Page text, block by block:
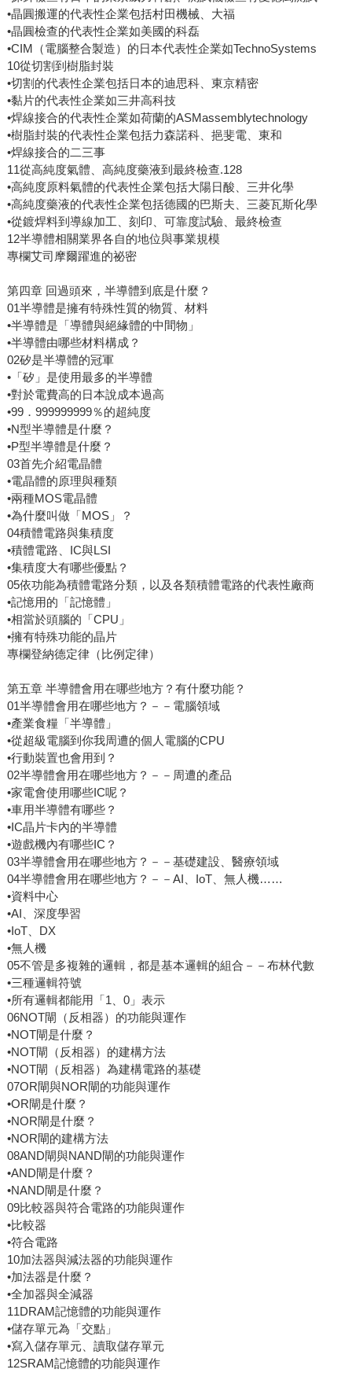
•晶圓搬運的代表性企業包括村田機械、大福
•晶圓檢查的代表性企業如美國的科磊
•CIM（電腦整合製造）的日本代表性企業如TechnoSystems
10從切割到樹脂封裝
•切割的代表性企業包括日本的迪思科、東京精密
•黏片的代表性企業如三井高科技
•焊線接合的代表性企業如荷蘭的ASMassemblytechnology
•樹脂封裝的代表性企業包括力森諾科、挹斐電、東和
•焊線接合的二三事
11從高純度氣體、高純度藥液到最終檢查.128
•高純度原料氣體的代表性企業包括大陽日酸、三井化學
•高純度藥液的代表性企業包括德國的巴斯夫、三菱瓦斯化學
•從鍍焊料到導線加工、刻印、可靠度試驗、最終檢查
12半導體相關業界各自的地位與事業規模
專欄艾司摩爾躍進的祕密
第四章 回過頭來，半導體到底是什麼？
01半導體是擁有特殊性質的物質、材料
•半導體是「導體與絕緣體的中間物」
•半導體由哪些材料構成？
02矽是半導體的冠軍
•「矽」是使用最多的半導體
•對於電費高的日本說成本過高
•99．999999999％的超純度
•N型半導體是什麼？
•P型半導體是什麼？
03首先介紹電晶體
•電晶體的原理與種類
•兩種MOS電晶體
•為什麼叫做「MOS」？
04積體電路與集積度
•積體電路、IC與LSI
•集積度大有哪些優點？
05依功能為積體電路分類，以及各類積體電路的代表性廠商
•記憶用的「記憶體」
•相當於頭腦的「CPU」
•擁有特殊功能的晶片
專欄登納德定律（比例定律）
第五章 半導體會用在哪些地方？有什麼功能？
01半導體會用在哪些地方？－－電腦領域
•產業食糧「半導體」
•從超級電腦到你我周遭的個人電腦的CPU
•行動裝置也會用到？
02半導體會用在哪些地方？－－周遭的產品
•家電會使用哪些IC呢？
•車用半導體有哪些？
•IC晶片卡內的半導體
•遊戲機內有哪些IC？
03半導體會用在哪些地方？－－基礎建設、醫療領域
04半導體會用在哪些地方？－－AI、IoT、無人機……
•資料中心
•AI、深度學習
•IoT、DX
•無人機
05不管是多複雜的邏輯，都是基本邏輯的組合－－布林代數
•三種邏輯符號
•所有邏輯都能用「1、0」表示
06NOT閘（反相器）的功能與運作
•NOT閘是什麼？
•NOT閘（反相器）的建構方法
•NOT閘（反相器）為建構電路的基礎
07OR閘與NOR閘的功能與運作
•OR閘是什麼？
•NOR閘是什麼？
•NOR閘的建構方法
08AND閘與NAND閘的功能與運作
•AND閘是什麼？
•NAND閘是什麼？
09比較器與符合電路的功能與運作
•比較器
•符合電路
10加法器與減法器的功能與運作
•加法器是什麼？
•全加器與全減器
11DRAM記憶體的功能與運作
•儲存單元為「交點」
•寫入儲存單元、讀取儲存單元
12SRAM記憶體的功能與運作